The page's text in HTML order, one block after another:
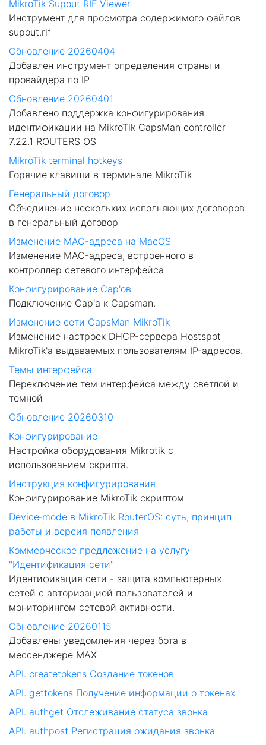
MikroTik Supout RIF Viewer
Инструмент для просмотра содержимого файлов
supout.rif
Обновление 20260404
Добавлен инструмент определения страны и
провайдера по IP
Обновление 20260401
Добавлено поддержка конфигурирования
идентификации на MikroTik CapsMan controller
7.22.1 ROUTERS OS
MikroTik terminal hotkeys
Горячие клавиши в терминале MikroTik
Генеральный договор
Объединение нескольких исполняющих договоров
в генеральный договор
Изменение MAC-адреса на MacOS
Изменение MAC-адреса, встроенного в
контроллер сетевого интерфейса
Конфигурирование Cap'ов
Подключение Cap'а к Capsman.
Изменение сети CapsMan MikroTik
Изменение настроек DHCP-сервера Hostspot
MikroTik'а выдаваемых пользователям IP-адресов.
Темы интерфейса
Переключение тем интерфейса между светлой и
темной
Обновление 20260310
Конфигурирование
Настройка оборудования Mikrotik с
использованием скрипта.
Инструкция конфигурирования
Конфигурирование MikroTik скриптом
Device‑mode в MikroTik RouterOS: суть, принцип
работы и версия появления
Коммерческое предложение на услугу
"Идентификация сети"
Идентификация сети - защита компьютерных
сетей с авторизацией пользователей и
мониторингом сетевой активности.
Обновление 20260115
Добавлены уведомления через бота в
мессенджере MAX
API. createtokens Создание токенов
API. gettokens Получение информации о токенах
API. authget Отслеживание статуса звонка
API. authpost Регистрация ожидания звонка